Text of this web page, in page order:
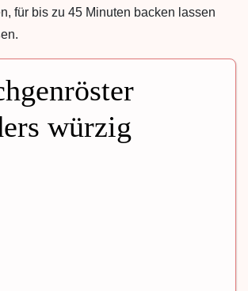
für bis zu 45 Minuten backen lassen
würzig